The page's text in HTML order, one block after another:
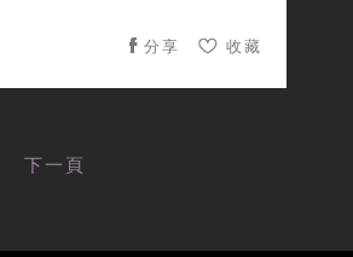
收藏
分享
下一頁